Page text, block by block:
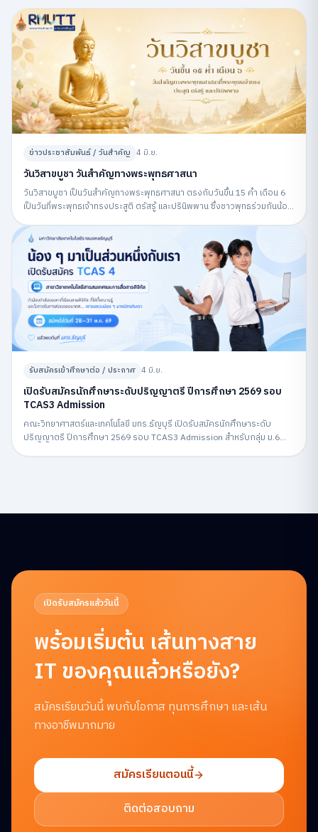
ข่าวประชาสัมพันธ์ / วันสำคัญ 4 มิ.ย.
วันวิสาขบูชา วันสำคัญทางพระพุทธศาสนา
วันวิสาขบูชา เป็นวันสำคัญทางพระพุทธศาสนา ตรงกับวันขึ้น 15 ค่ำ เดือน 6
เป็นวันที่พระพุทธเจ้าทรงประสูติ ตรัสรู้ และปรินิพพาน ซึ่งชาวพุทธร่วมกันน้อม
รับสมัครเข้าศึกษาต่อ / ประกาศ 4 มิ.ย.
เปิดรับสมัครนักศึกษาระดับปริญญาตรี ปีการศึกษา 2569 รอบ
TCAS3 Admission
คณะวิทยาศาสตร์และเทคโนโลยี มทร.ธัญบุรี เปิดรับสมัครนักศึกษาระดับ
ปริญญาตรี ปีการศึกษา 2569 รอบ TCAS3 Admission สำหรับกลุ่ม ม.6
เปิดรับสมัครแล้ววันนี้
พร้อมเริ่มต้น เส้นทางสาย
IT ของคุณแล้วหรือยัง?
สมัครเรียนวันนี้ พบกับโอกาส ทุนการศึกษา และเส้น
ทางอาชีพมากมาย
สมัครเรียนตอนนี้
ติดต่อสอบถาม